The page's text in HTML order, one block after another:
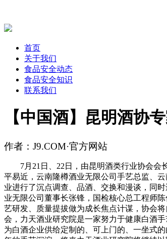
首页
关于我们
食品安全动态
食品安全知识
联系我们
【中国酒】昆明酒协
作者：J9.COM·官方网站
7月21日、22日，由昆明酒类行业协会会
平易近，云南隆樽酒业无限公司手艺总监、
业进行了沉点调查、品酒、交换和漫谈，同
业无限公司董事长张锋，国检核心总工程师
艺研发、质量提拔做为成长焦点计谋，协会
会，力天酒业研究院是一家努力于健康白酒
为白酒企业供给定制的、可上门的、一坐式